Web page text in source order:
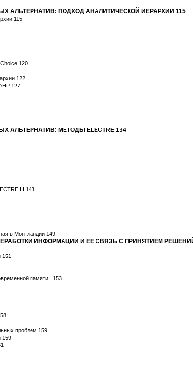
АЛЬТЕРНАТИВ: ПОДХОД АНАЛИТИЧЕСКОЙ ИЕРАРХИИ 115
115
120
122
127
АЛЬТЕРНАТИВ: МЕТОДЫ ELECTRE 134
III 143
в Монтландии 149
ИНФОРМАЦИИ И ЕЕ СВЯЗЬ С ПРИНЯТИЕМ
151
памяти.. 153
проблем 159
159